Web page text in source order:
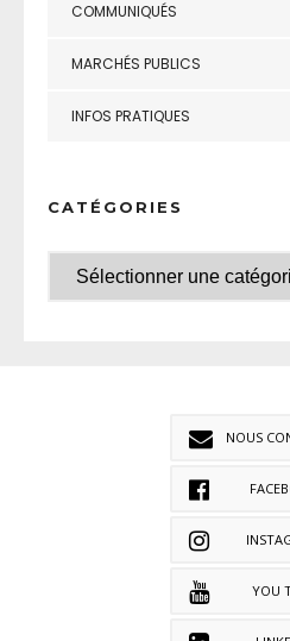
COMMUNIQUÉS
MARCHÉS PUBLICS
INFOS PRATIQUES
CATÉGORIES
NOUS
YOU